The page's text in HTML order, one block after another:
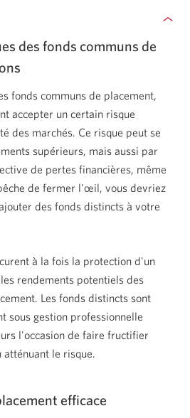
des fonds communs de
fonds communs de placement,
accepter un certain risque
des marchés. Ce risque peut se
supérieurs, mais aussi par
de pertes financières, même
de fermer l'œil, vous devriez
des fonds distincts à votre
à la fois la protection d'un
rendements potentiels des
Les fonds distincts sont
sous gestion professionnelle
l'occasion de faire fructifier
le risque.
efficace